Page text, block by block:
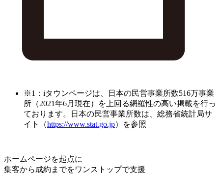
※1：iタウンページは、日本の民営事業所数516万事業
所（2021年6月現在）を上回る網羅性の高い掲載を行っ
ております。日本の民営事業所数は、総務省統計局サ
イト（https://www.stat.go.jp）を参照
ホームページを起点に
集客から成約までをワンストップで支援